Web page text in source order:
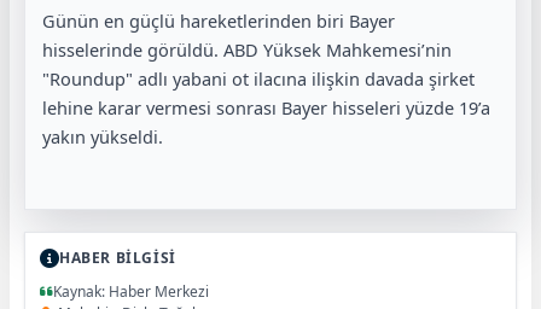
Günün en güçlü hareketlerinden biri Bayer
hisselerinde görüldü. ABD Yüksek Mahkemesi’nin
"Roundup" adlı yabani ot ilacına ilişkin davada şirket
lehine karar vermesi sonrası Bayer hisseleri yüzde 19’a
yakın yükseldi.
HABER BİLGİSİ
Kaynak: Haber Merkezi